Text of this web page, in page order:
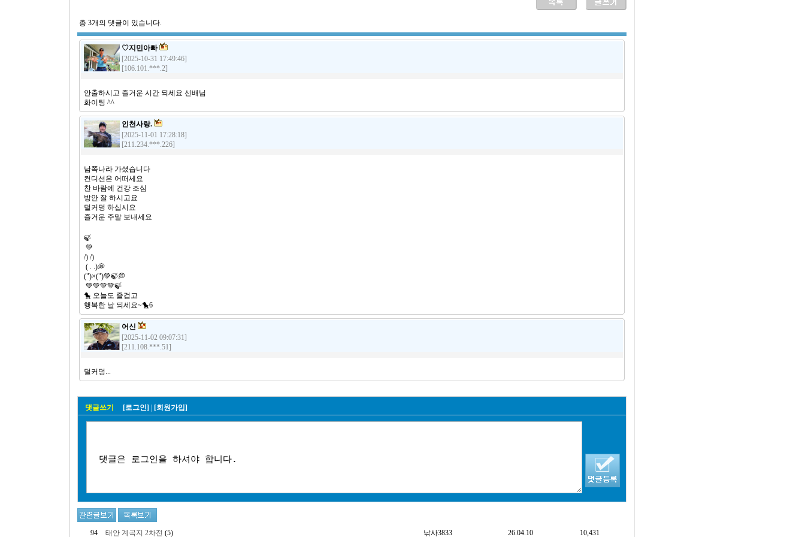
총 3개의 댓글이 있습니다.
♡지민아빠
[2025-10-31 17:49:46]
[106.101.***.2]
안출하시고 즐거운 시간 되세요 선배님
화이팅 ^^
인천사랑.
[2025-11-01 17:28:18]
[211.234.***.226]
남쪽나라 가셨습니다
컨디션은 어떠세요
찬 바람에 건강 조심
방안 잘 하시고요
덜커덩 하십시요
즐거운 주말 보내세요
🍃
💚
/) /)
( . .)💭
(")×(")💚🍃💭
💚💚💚💚🍃
🐤 오늘도 즐겁고
행복한 날 되세요~🐤6
어신
[2025-11-02 09:07:31]
[211.108.***.51]
덜커덩...
댓글쓰기 [로그인] [회원가입]
94 태안 계곡지 2차전 (5) 낚사3833 26.04.10 10,431